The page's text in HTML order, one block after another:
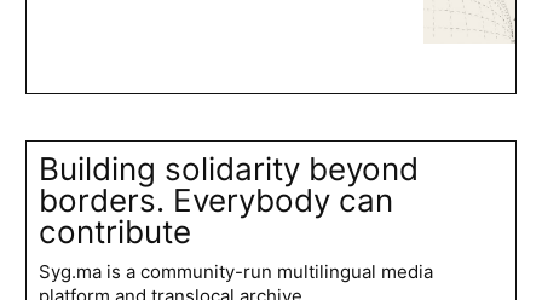
Building solidarity beyond
borders. Everybody can
contribute
Syg.ma is a community-run multilingual media
platform and translocal archive.